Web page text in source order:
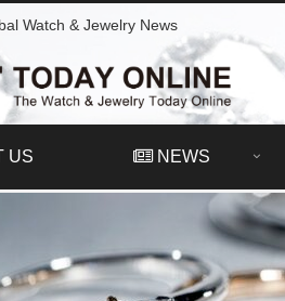
Watch & Jewelry News
US NEWS